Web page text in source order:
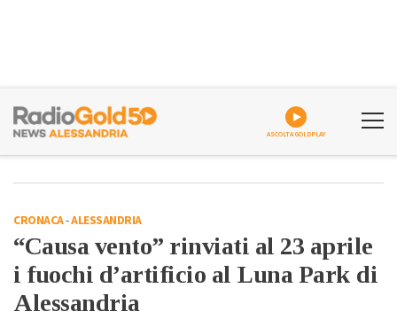
ASCOLTA GOLDPLAY
CRONACA-ALESSANDRIA
“Causa vento” rinviati al 23 aprile
i fuochi d’artificio al Luna Park di
Alessandria